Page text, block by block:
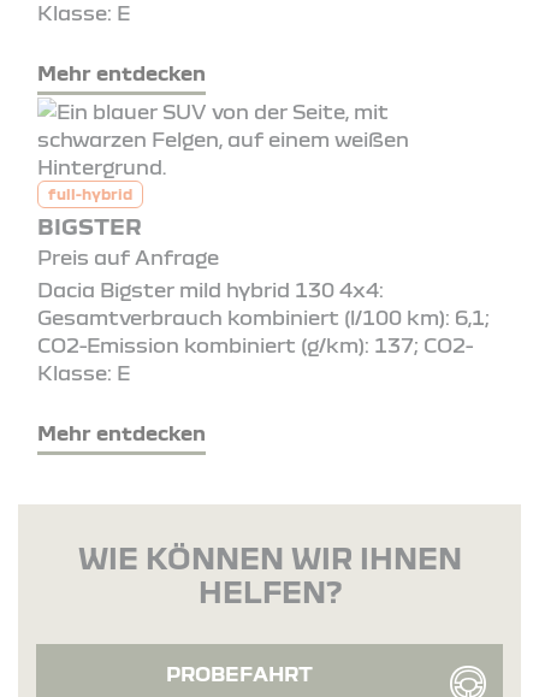
Klasse: E
Mehr entdecken
full-hybrid
BIGSTER
Preis auf Anfrage
Dacia Bigster mild hybrid 130 4x4:
Gesamtverbrauch kombiniert (l/100 km): 6,1;
CO2-Emission kombiniert (g/km): 137; CO2-
Klasse: E
Mehr entdecken
WIE KÖNNEN WIR IHNEN
HELFEN?
PROBEFAHRT